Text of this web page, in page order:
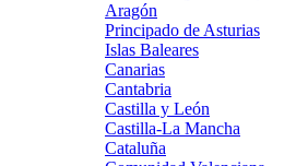
Aragón
Principado de Asturias
Islas Baleares
Canarias
Cantabria
Castilla y León
Castilla-La Mancha
Cataluña